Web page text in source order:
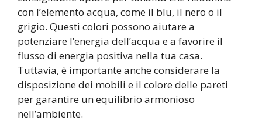
con l’elemento acqua, come il blu, il nero o il
grigio. Questi colori possono aiutare a
potenziare l’energia dell’acqua e a favorire il
flusso di energia positiva nella tua casa.
Tuttavia, è importante anche considerare la
disposizione dei mobili e il colore delle pareti
per garantire un equilibrio armonioso
nell’ambiente.